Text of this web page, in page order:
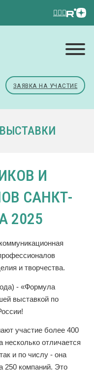
ЗАЯВКА НА УЧАСТИЕ
И
САНКТ-
2025
и творчества.
- «Формула
выставкой по
участие более 400
несколько отличается
и по числу - она
250 компаний. Это